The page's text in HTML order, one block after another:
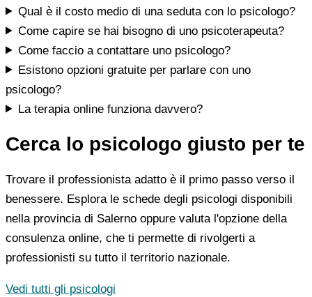
Qual è il costo medio di una seduta con lo psicologo?
Come capire se hai bisogno di uno psicoterapeuta?
Come faccio a contattare uno psicologo?
Esistono opzioni gratuite per parlare con uno
psicologo?
La terapia online funziona davvero?
Cerca lo psicologo giusto per te
Trovare il professionista adatto è il primo passo verso il
benessere. Esplora le schede degli psicologi disponibili
nella provincia di Salerno oppure valuta l'opzione della
consulenza online, che ti permette di rivolgerti a
professionisti su tutto il territorio nazionale.
Vedi tutti gli psicologi